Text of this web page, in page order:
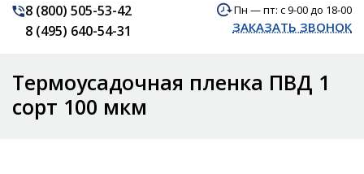
КАТАЛОГ
О КОМПАНИИ
ОТЗЫВЫ
ДОСТАВКА
8 (800) 505-53-42
8 (495) 640-54-31
Пн — пт: с 9-00 до 18-00
ЗАКАЗАТЬ ЗВОНОК
Термоусадочная пленка ПВД 1
сорт 100 мкм